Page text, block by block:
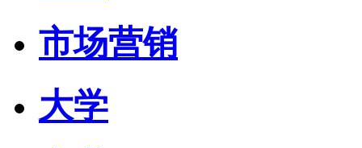
市场营销
大学